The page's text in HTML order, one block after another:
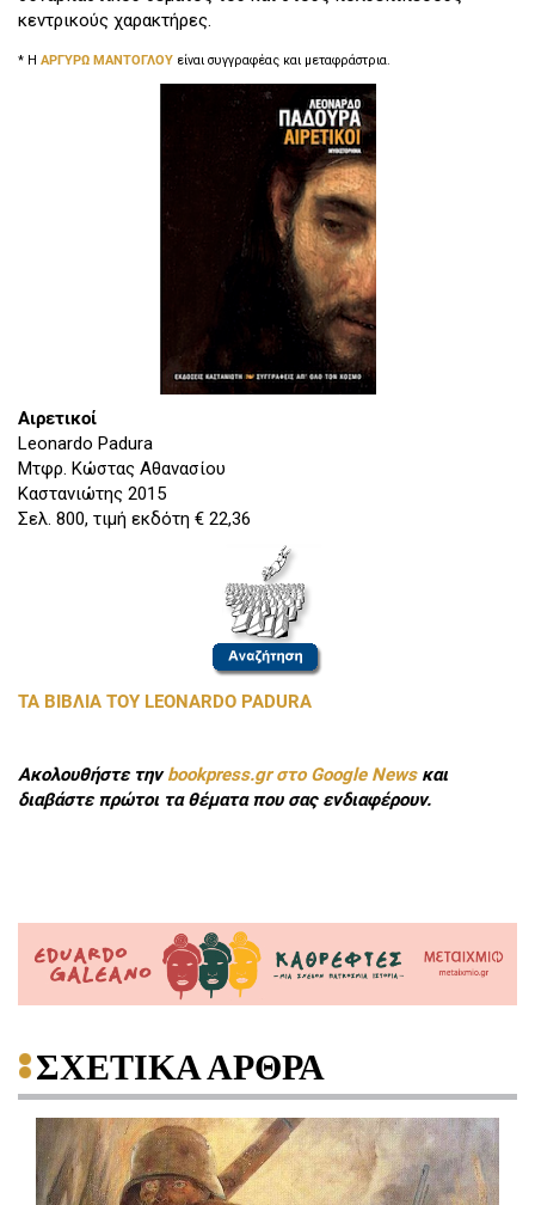
κεντρικούς χαρακτήρες.
* Η ΑΡΓΥΡΩ ΜΑΝΤΟΓΛΟΥ είναι συγγραφέας και μεταφράστρια.
Αιρετικοί
Leonardo Padura
Μτφρ. Κώστας Αθανασίου
Καστανιώτης 2015
Σελ. 800, τιμή εκδότη € 22,36
ΤΑ ΒΙΒΛΙΑ ΤΟΥ LEONARDO PADURA
Ακολουθήστε τηνbookpress.gr στο Google Newsκαι
διαβάστε πρώτοι τα θέματα που σας ενδιαφέρουν.
ΣΧΕΤΙΚΑ ΑΡΘΡΑ